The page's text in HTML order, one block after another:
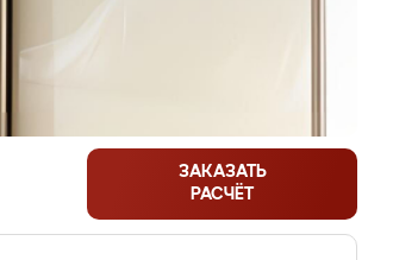
ЗАКАЗАТЬ
РАСЧЁТ